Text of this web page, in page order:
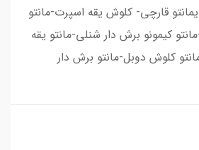
یمانتو قارچی- کلوش یقه اسپرت-مانتو
کیمونو برش دار شنلی-مانتو یقه
کلوش دوبل-مانتو برش دار